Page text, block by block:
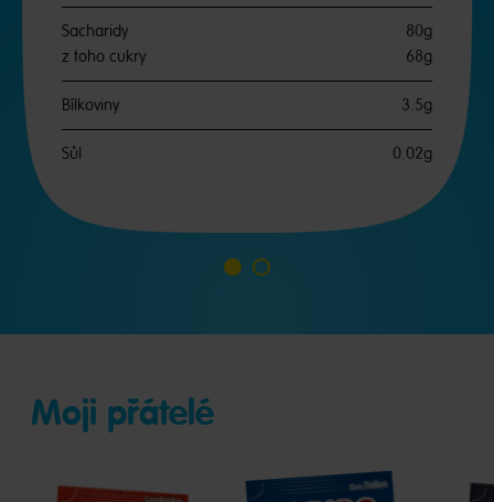
Sacharidy
80g
z toho cukry
68g
Bílkoviny 3.5g
Sůl 0.02g
Jdi
1
Jdi
2
Moji přátelé